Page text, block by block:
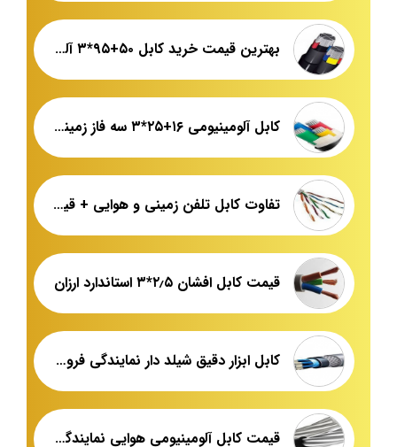
بهترین قیمت خرید کابل ۵۰+۹۵*۳ آلومینیومی در بازار
کابل آلومینیومی ۱۶+۲۵*۳ سه فاز زمینی مرکز پخش
تفاوت کابل تلفن زمینی و هوایی + قیمت خرید و فروش
قیمت کابل افشان ۲٫۵*۳ استاندارد ارزان
کابل ابزار دقیق شیلد دار نمایندگی فروش
قیمت کابل آلومینیومی هوایی نمایندگی فروش